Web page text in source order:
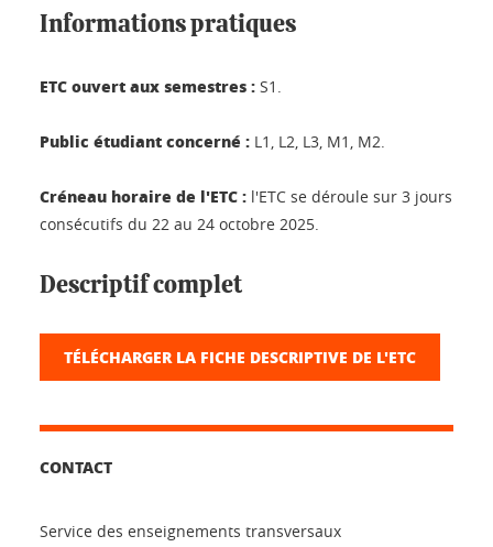
Informations pratiques
ETC ouvert aux semestres : S1.
Public étudiant concerné : L1, L2, L3, M1, M2.
Créneau horaire de l'ETC : l'ETC se déroule sur 3 jours
consécutifs du 22 au 24 octobre 2025.
Descriptif complet
TÉLÉCHARGER LA FICHE DESCRIPTIVE DE L'ETC
CONTACT
Service des enseignements transversaux